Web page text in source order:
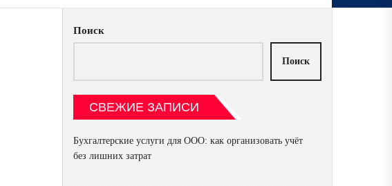
Поиск
Поиск
СВЕЖИЕ ЗАПИСИ
Бухгалтерские услуги для ООО: как организовать учёт
без лишних затрат